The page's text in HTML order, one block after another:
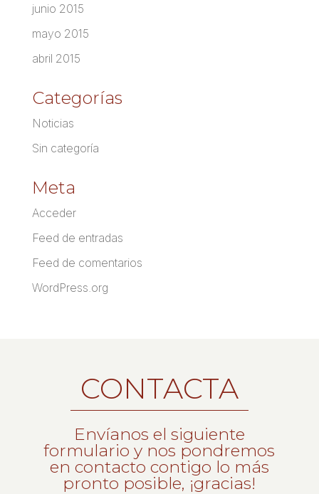
junio 2015
mayo 2015
abril 2015
Categorías
Noticias
Sin categoría
Meta
Acceder
Feed de entradas
Feed de comentarios
WordPress.org
CONTACTA
Envíanos el siguiente
formulario y nos pondremos
en contacto contigo lo más
pronto posible, ¡gracias!